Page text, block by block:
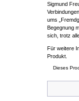
Sigmund
ums
Begegnung
sich, trotz
Für weitere
Produkt.
Dieses